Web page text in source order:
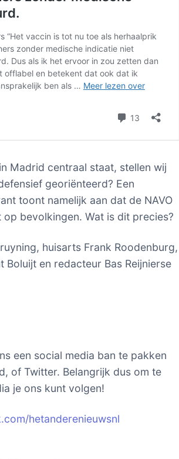
Madrid centraal staat, stellen wij
georiënteerd? Een
toont namelijk aan dat de NAVO
bevolkingen. Wat is dit precies?
huisarts Frank Roodenburg,
en redacteur Bas Reijnierse
een social media ban te pakken
of Twitter. Belangrijk dus om te
je ons kunt volgen!
hetanderenieuwsnl